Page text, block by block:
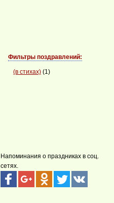
Фильтры поздравлений:
(в стихах) (1)
Напоминания о праздниках в соц.
сетях.